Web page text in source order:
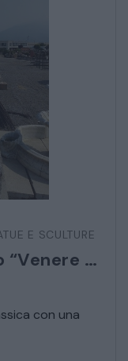
– BUFFET
E SCULTURE
Statua in marmo bianco “Venere bagnante”
con una